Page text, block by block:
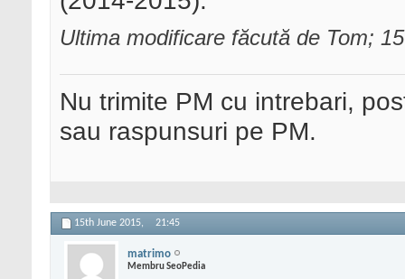
Ultima modificare făcută de Tom;
Nu trimite PM cu intrebari,
sau raspunsuri pe PM.
15th June 2015, 21:45
matrimo
Membru SeoPedia